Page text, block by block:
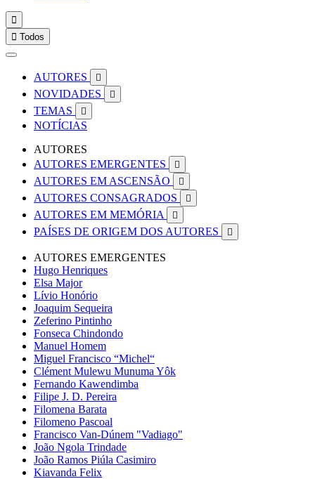

 Todos
AUTORES 
NOVIDADES 
TEMAS 
NOTÍCIAS
AUTORES
AUTORES EMERGENTES

AUTORES EM ASCENSÃO 
AUTORES CONSAGRADOS 
AUTORES EM MEMÓRIA 
PAÍSES DE ORIGEM DOS AUTORES 
AUTORES EMERGENTES
Hugo Henriques
Elsa Major
Lívio Honório
Joaquim Sequeira
Zeferino Pintinho
Fonseca Chindondo
Manuel Homem
Miguel Francisco “Michel“
Clément Mulewu Munuma Yôk
Fernando Kawendimba
Filipe J. D. Pereira
Filomena Barata
Filomeno Pascoal
Francisco Van-Dúnem "Vadiago"
João Ngola Trindade
João Ramos Piúla Casimiro
Kiavanda Felix